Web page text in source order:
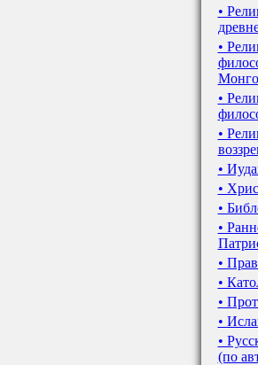
•
•
•
•
•
•
•
•
•
•
•
•
•
(по